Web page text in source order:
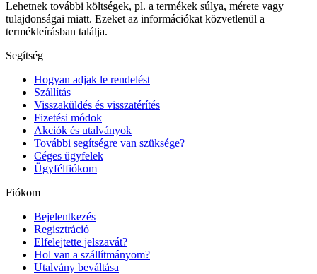
Lehetnek további költségek, pl. a termékek súlya, mérete vagy
tulajdonságai miatt. Ezeket az információkat közvetlenül a
termékleírásban találja.
Segítség
Hogyan adjak le rendelést
Szállítás
Visszaküldés és visszatérítés
Fizetési módok
Akciók és utalványok
További segítségre van szüksége?
Céges ügyfelek
Ügyfélfiókom
Fiókom
Bejelentkezés
Regisztráció
Elfelejtette jelszavát?
Hol van a szállítmányom?
Utalvány beváltása